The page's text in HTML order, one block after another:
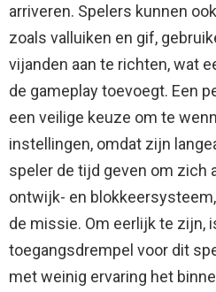
arriveren. Spelers kunnen
zoals valluiken en gif,
vijanden aan te richten, wat
de gameplay toevoegt. Een
een veilige keuze om te
instellingen, omdat zijn
speler de tijd geven om zich
ontwijk- en
de missie. Om eerlijk te zijn,
toegangsdrempel voor dit
met weinig ervaring het